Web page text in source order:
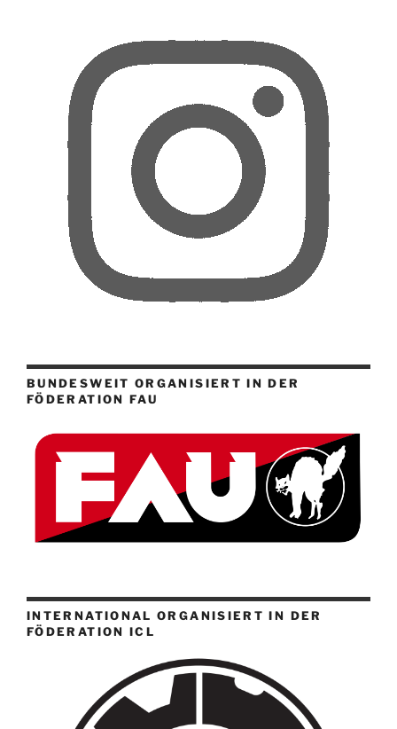
BUNDESWEIT ORGANISIERT IN DER
FÖDERATION FAU
INTERNATIONAL ORGANISIERT IN DER
FÖDERATION ICL